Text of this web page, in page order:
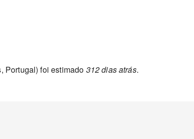
Portugal) foi estimado 312 dias atrás.